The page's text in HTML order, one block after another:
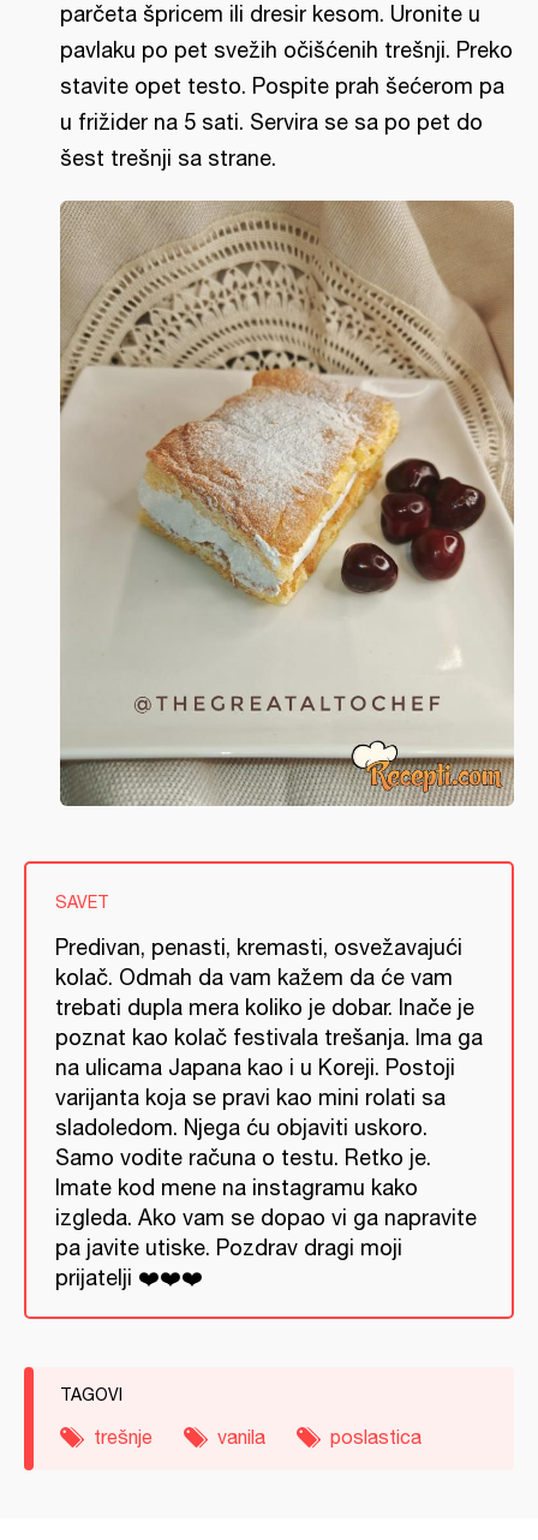
parčeta špricem ili dresir kesom. Uronite u
pavlaku po pet svežih očišćenih trešnji. Preko
stavite opet testo. Pospite prah šećerom pa
u frižider na 5 sati. Servira se sa po pet do
šest trešnji sa strane.
SAVET
Predivan, penasti, kremasti, osvežavajući
kolač. Odmah da vam kažem da će vam
trebati dupla mera koliko je dobar. Inače je
poznat kao kolač festivala trešanja. Ima ga
na ulicama Japana kao i u Koreji. Postoji
varijanta koja se pravi kao mini rolati sa
sladoledom. Njega ću objaviti uskoro.
Samo vodite računa o testu. Retko je.
Imate kod mene na instagramu kako
izgleda. Ako vam se dopao vi ga napravite
pa javite utiske. Pozdrav dragi moji
prijatelji ❤️❤️❤️
TAGOVI
trešnje vanila poslastica